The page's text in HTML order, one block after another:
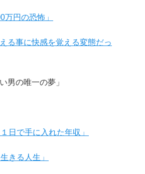
万円の恐怖」
る事に快感を覚える変態だっ
男の唯一の夢」
日で手に入れた年収」
きる人生」